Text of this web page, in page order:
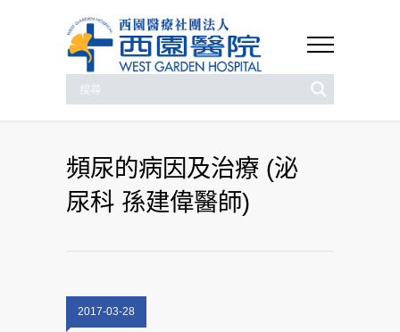
頻尿的病因及治療 (泌
尿科 孫建偉醫師)
2017-03-28